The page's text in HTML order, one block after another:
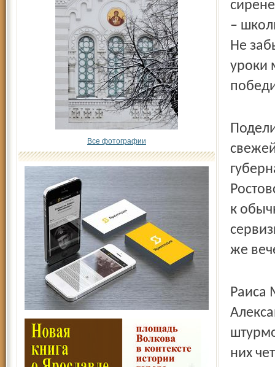
Все фотографии
–
Не
уроки
к
же
Раиса
них